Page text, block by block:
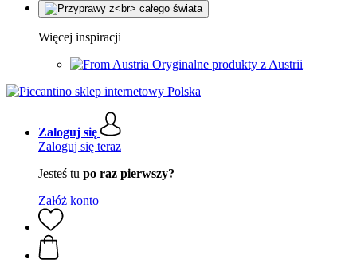
Więcej inspiracji
Oryginalne produkty z Austrii
Zaloguj się
Zaloguj się teraz
Jesteś tu po raz pierwszy?
Załóż konto